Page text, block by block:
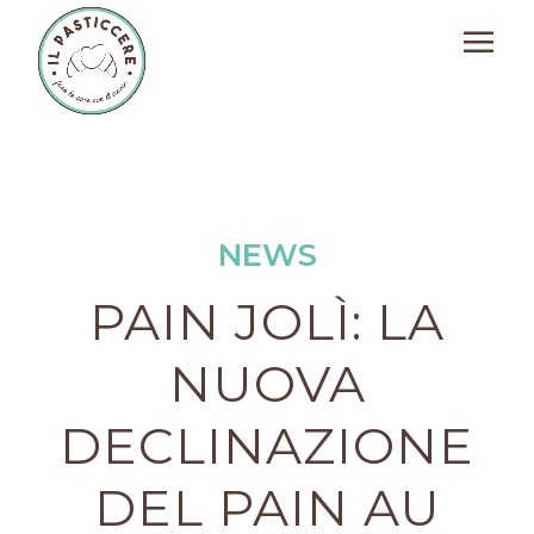
NEWS
PAIN JOLÌ: LA
NUOVA
DECLINAZIONE
DEL PAIN AU